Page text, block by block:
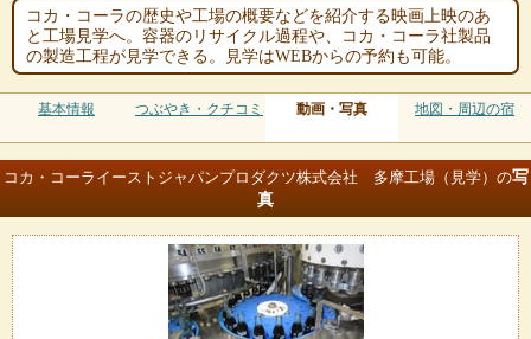
コカ・コーラの歴史や工場の概要などを紹介する映画上映のあ
と工場見学へ。容器のリサイクル過程や、コカ・コーラ社製品
の製造工程が見学できる。見学はWEBからの予約も可能。
基本情報 つぶやき・クチコミ 動画・写真 地図・周辺の宿
コカ・コーライーストジャパンプロダクツ株式会社 多摩工場（見学）の写
真